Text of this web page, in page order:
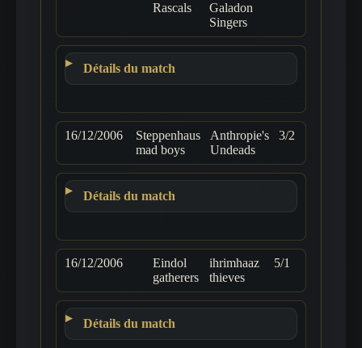
Rascals
Galadon
Singers
Détails du match
16/12/2006
Steppenhaus
mad boys
Anthropie's
Undeads
3/2
Détails du match
16/12/2006
Eindol
gatherers
ihrimhaaz
thieves
5/1
Détails du match